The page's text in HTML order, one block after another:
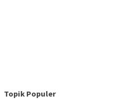
Topik Populer